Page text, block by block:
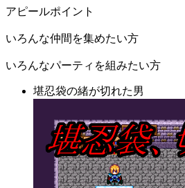
アピールポイント
いろんな仲間を集めたい方
いろんなパーティを組みたい方
堪忍袋の緒が切れた男